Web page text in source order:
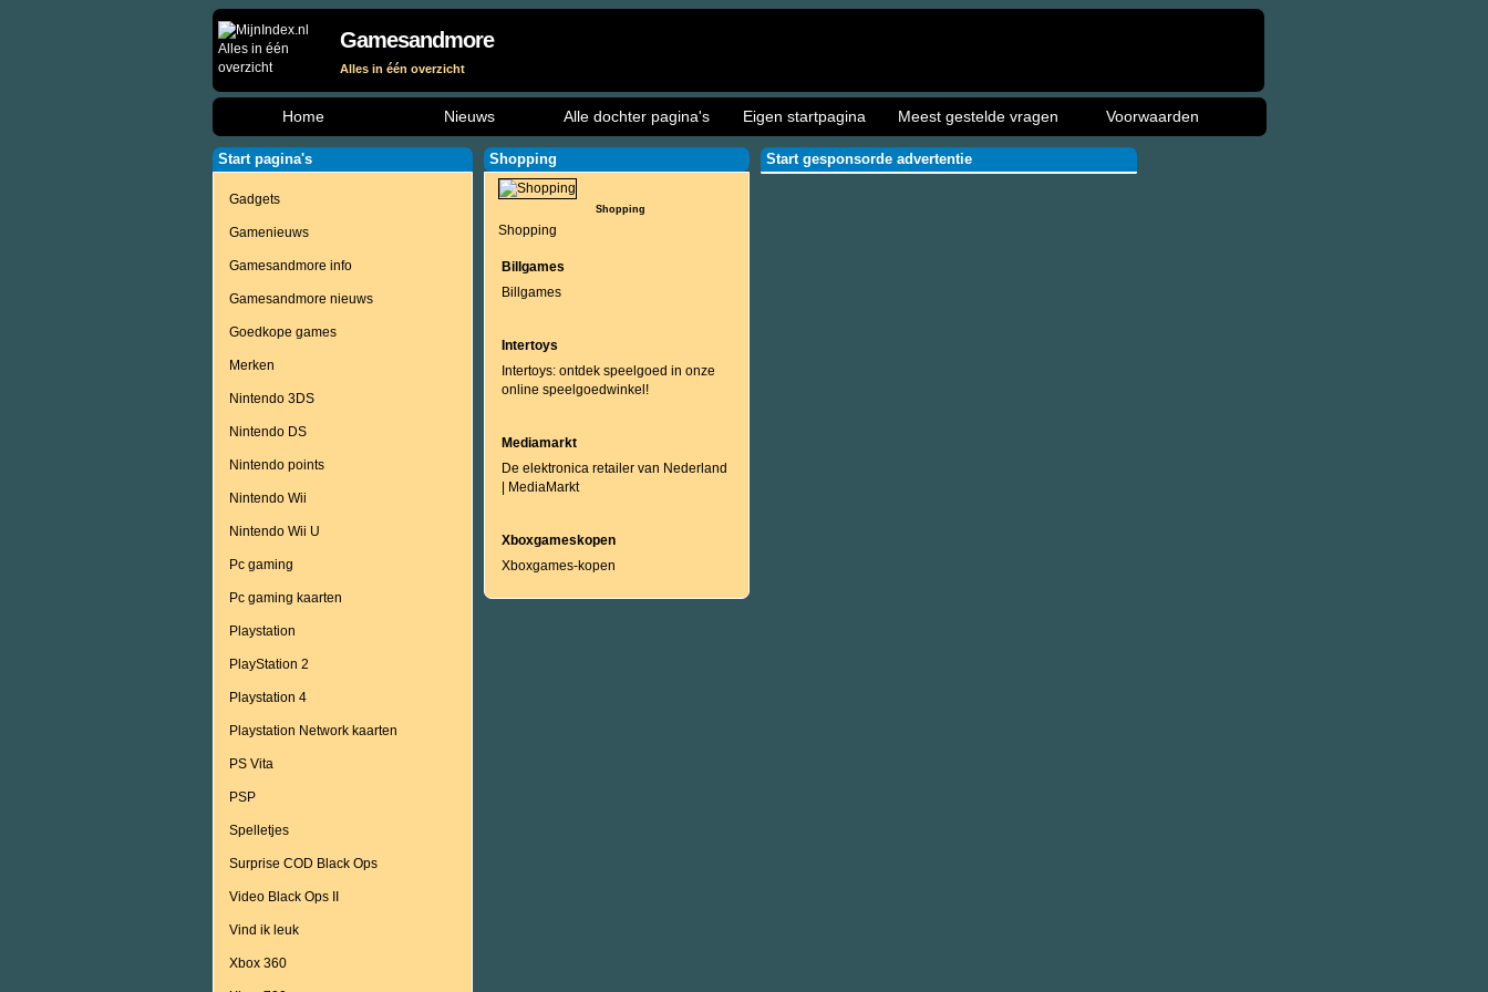
Gamesandmore
Alles in één overzicht
Home Nieuws Alle dochter pagina's Eigen startpagina Meest gestelde vragen Voorwaarden
Start pagina's
Gadgets
Gamenieuws
Gamesandmore info
Gamesandmore nieuws
Goedkope games
Merken
Nintendo 3DS
Nintendo DS
Nintendo points
Nintendo Wii
Nintendo Wii U
Pc gaming
Pc gaming kaarten
Playstation
PlayStation 2
Playstation 4
Playstation Network kaarten
PS Vita
PSP
Spelletjes
Surprise COD Black Ops
Video Black Ops II
Vind ik leuk
Xbox 360
Shopping
Shopping
Shopping
Billgames
Billgames
Intertoys
Intertoys: ontdek speelgoed in onze
online speelgoedwinkel!
Mediamarkt
De elektronica retailer van Nederland
| MediaMarkt
Xboxgameskopen
Xboxgames-kopen
Start gesponsorde advertentie